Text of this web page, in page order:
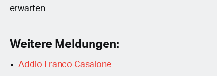
erwarten.
Weitere Meldungen:
Addio Franco Casalone